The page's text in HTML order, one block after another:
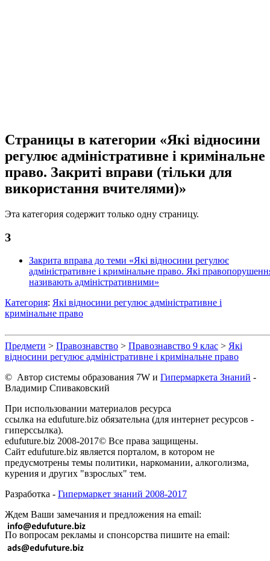
Страницы в категории «Які відносини
регулює адміністративне і кримінальне
право. Закриті вправи (тільки для
використання вчителями)»
Эта категория содержит только одну страницу.
З
Закрита вправа до теми «Які відносини регулює
адміністративне і кримінальне право. Які
називають адміністративними»
Категория: Які відносини регулює адміністративне і
кримінальне право
Предмети > Правознавство > Правознавство 9 клас > Які
відносини регулює адміністративне і кримінальне право
© Автор системы образования 7W и Гипермаркета Знаний -
Владимир Спиваковский
При использовании материалов ресурса
ссылка на edufuture.biz обязательна (для интернет ресурсов -
гиперссылка).
edufuture.biz 2008-2017© Все права защищены.
Сайт edufuture.biz является порталом, в котором не
предусмотрены темы политики, наркомании, алкоголизма,
курения и других "взрослых" тем.
Разработка - Гипермаркет знаний 2008-2017
Ждем Ваши замечания и предложения на email:
По вопросам рекламы и спонсорства пишите на email: